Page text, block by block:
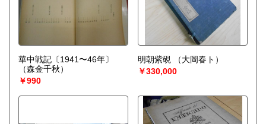
華中戦記〔1941〜46年〕
（森金千秋）
￥990
明朝紫硯
（大岡春ト）
￥330,000